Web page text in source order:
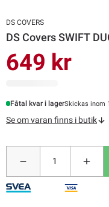
DS COVERS
DS Covers SWIFT
649 kr
Fåtal kvar i lagerSkickas inom
Se om varan finns i butik